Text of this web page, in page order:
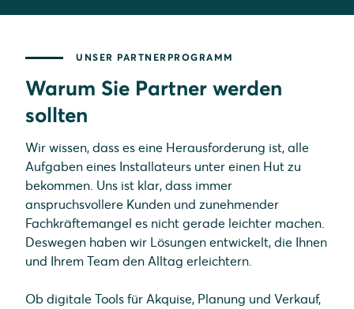
UNSER PARTNERPROGRAMM
Warum Sie Partner werden
sollten
Wir wissen, dass es eine Herausforderung ist, alle
Aufgaben eines Installateurs unter einen Hut zu
bekommen. Uns ist klar, dass immer
anspruchsvollere Kunden und zunehmender
Fachkräftemangel es nicht gerade leichter machen.
Deswegen haben wir Lösungen entwickelt, die Ihnen
und Ihrem Team den Alltag erleichtern.
Ob digitale Tools für Akquise, Planung und Verkauf,